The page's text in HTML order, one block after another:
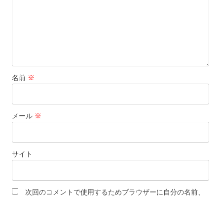
名前 ※
メール ※
サイト
次回のコメントで使用するためブラウザーに自分の名前、